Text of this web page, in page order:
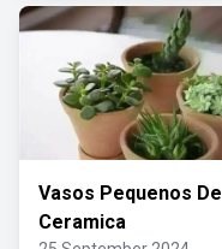
Vasos Pequenos De
Ceramica